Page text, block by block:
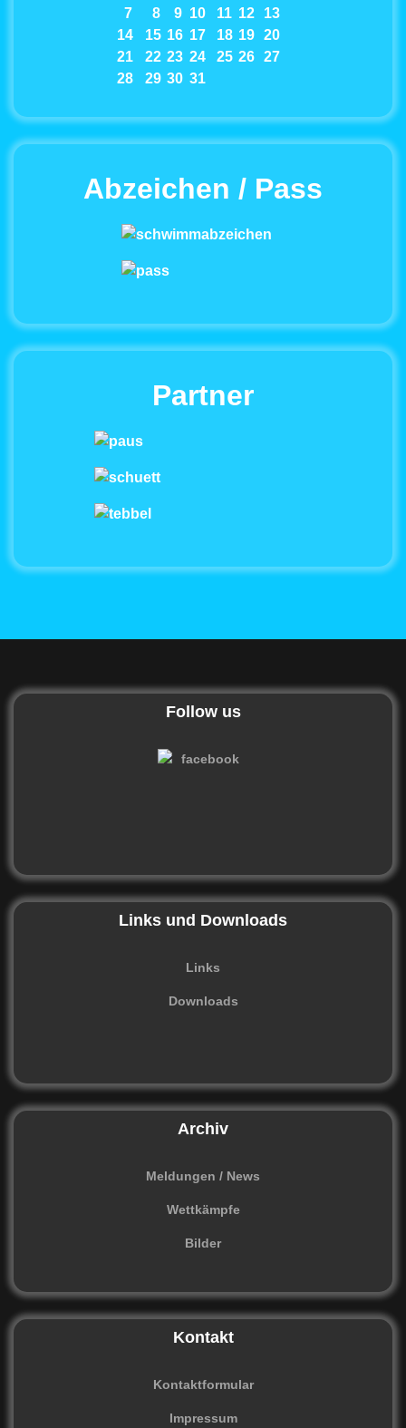
7
8 9 10 11 12
13
14
15 16 17 18 19
20
21
22 23 24 25 26
27
28
29 30 31
Abzeichen / Pass
Partner
Follow us
Links und Downloads
Links
Downloads
Archiv
Meldungen / News
Wettkämpfe
Bilder
Kontakt
Kontaktformular
Impressum